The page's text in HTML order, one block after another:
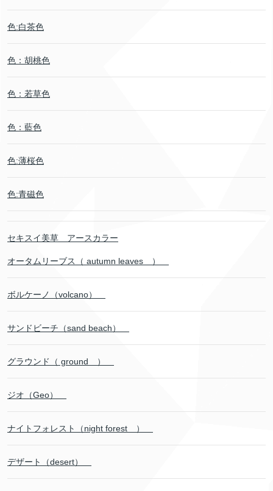
色:白茶色
色：胡桃色
色：若草色
色：藍色
色:薄桜色
色:青磁色
セキスイ美草 アースカラー
オータムリーブス（ autumn leaves ）
ボルケーノ（volcano）
サンドビーチ（sand beach）
グラウンド（ ground ）
ジオ（Geo）
ナイトフォレスト（night forest ）
デザート（desert）